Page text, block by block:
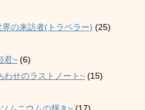
の来訪者(トラベラー) (25)
君~ (6)
わせのラストノート~ (15)
ムニウムの輝き~ (17)